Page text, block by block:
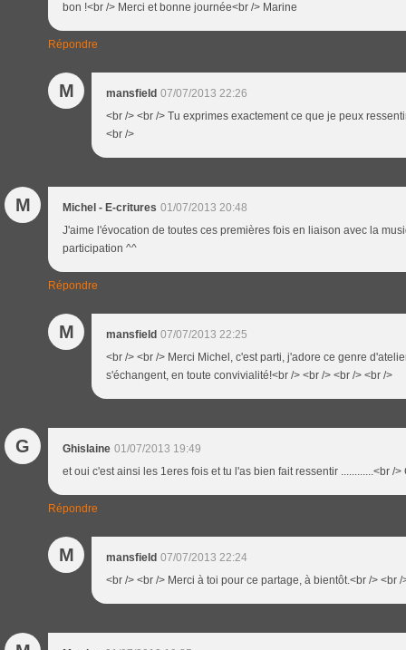
bon !<br /> Merci et bonne journée<br /> Marine
Répondre
M mansfield 07/07/2013 22:26
<br /> <br /> Tu exprimes exactement ce que je peux
<br />
M Michel - E-critures 01/07/2013 20:48
J'aime l'évocation de toutes ces premières fois en liaison avec la
participation ^^
Répondre
M mansfield 07/07/2013 22:25
<br /> <br /> Merci Michel, c'est parti, j'adore ce genre
s'échangent, en toute convivialité!<br /> <br /> <br /> <br />
G Ghislaine 01/07/2013 19:49
et oui c'est ainsi les 1eres fois et tu l'as bien fait ressentir ............<br /
Répondre
M mansfield 07/07/2013 22:24
<br /> <br /> Merci à toi pour ce partage, à bientôt.<br /> <br /